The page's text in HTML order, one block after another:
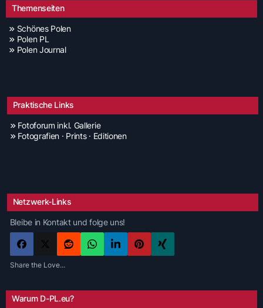
Themenseiten
Schönes Polen
Polen PL
Polen Journal
Praktische Links
Fotoforum inkl. Gallerie
Fotografien · Prints · Editionen
Netzwerk-Links
Bleibe in Kontakt und folge uns!
Share the Love...
Warum D-PL.eu?